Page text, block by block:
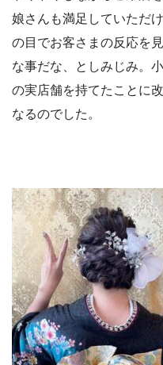
娘さんも満足していただ
の目でお客さまの反応を
な事だな、としみじみ。
の実店舗を持てたことに
なるのでした。